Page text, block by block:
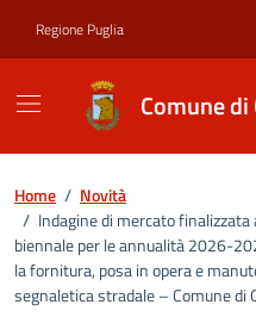
Regione Puglia
Comune di
Home / Novità
/ Indagine di mercato finalizzata
biennale per le annualità 2026-
la fornitura, posa in opera e
segnaletica stradale – Comune di